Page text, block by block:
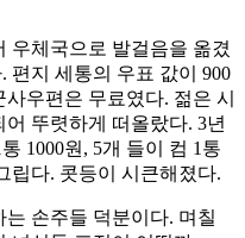
우체국으로 발걸음을 옮겼
편지 세통의 우표 값이 900
우편은 무료였다. 젊은 시
뚜렷하게 떠올랐다. 3년
1000원, 5개 들이 컴 1통
립다. 콧등이 시큰해졌다.
손주들 덕분이다. 며칠